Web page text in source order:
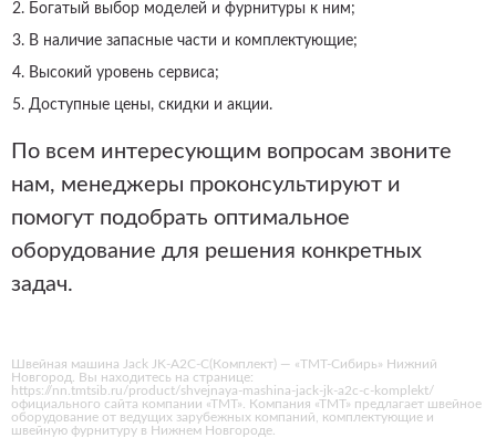
Богатый выбор моделей и фурнитуры к ним;
В наличие запасные части и комплектующие;
Высокий уровень сервиса;
Доступные цены, скидки и акции.
По всем интересующим вопросам звоните
нам, менеджеры проконсультируют и
помогут подобрать оптимальное
оборудование для решения конкретных
задач.
Швейная машина Jack JK-A2C-C(Комплект) — «ТМТ-Сибирь» Нижний
Новгород. Вы находитесь на странице:
https://nn.tmtsib.ru/product/shvejnaya-mashina-jack-jk-a2c-c-komplekt/
официального сайта компании «ТМТ». Компания «ТМТ» предлагает швейное
оборудование от ведущих зарубежных компаний, комплектующие и
швейную фурнитуру в Нижнем Новгороде.